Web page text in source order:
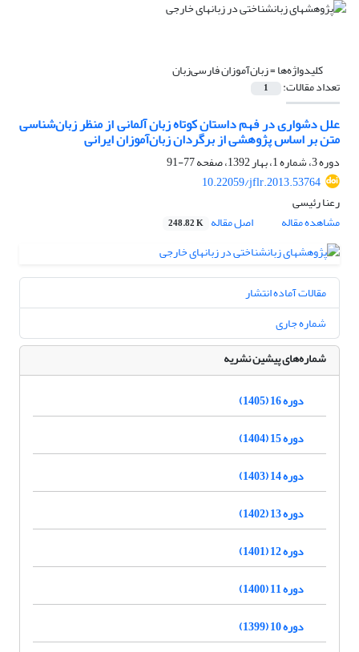
کلیدواژه‌ها =زبان‌آموزان فارسی‌زبان
تعداد مقالات: 1
علل دشواری در فهم داستان کوتاه زبان آلمانی از منظر زبان‌شناسی
متن بر اساس پژوهشی از برگردان زبان‌آموزان ایرانی
دوره 3، شماره 1، بهار 1392، صفحه
77-91
10.22059/jflr.2013.53764
رعنا رئیسی
مشاهده مقاله
اصل مقاله 248.82 K
مقالات آماده انتشار
شماره جاری
شماره‌های پیشین نشریه
دوره 16 (1405)
دوره 15 (1404)
دوره 14 (1403)
دوره 13 (1402)
دوره 12 (1401)
دوره 11 (1400)
دوره 10 (1399)